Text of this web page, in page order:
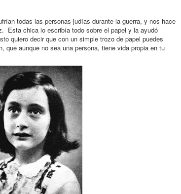
todas las personas judías durante la guerra, y nos hace
Esta chica lo escribía todo sobre el papel y la ayudó
quiero decir que con un simple trozo de papel puedes
aunque no sea una persona, tiene vida propia en tu